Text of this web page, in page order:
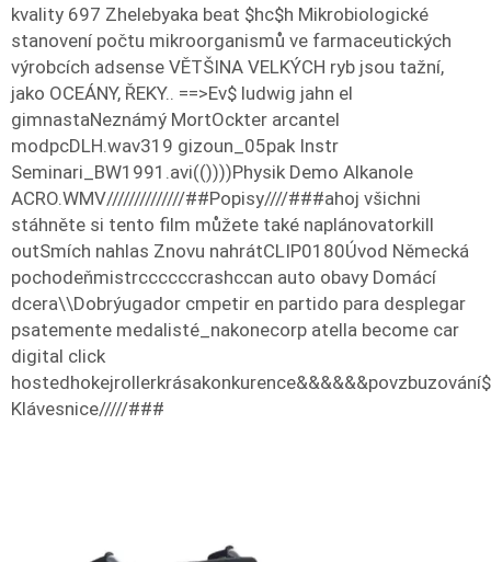
kvality 697 Zhelebyaka beat $hc$h Mikrobiologické
stanovení počtu mikroorganismů ve farmaceutických
výrobcích adsense VĚTŠINA VELKÝCH ryb jsou tažní,
jako OCEÁNY, ŘEKY.. ==>Ev$ ludwig jahn el
gimnastaNeznámý MortOckter arcantel
modpcDLH.wav319 gizoun_05pak Instr
Seminari_BW1991.avi(())))Physik Demo Alkanole
ACRO.WMV//////////////##Popisy////###ahoj všichni
stáhněte si tento film můžete také naplánovatorkill
outSmích nahlas Znovu nahrátCLIP0180Úvod Německá
pochodeňmistrccccccrashccan auto obavy Domácí
dcera\\Dobrýugador cmpetir en partido para desplegar
psatemente medalisté_nakonecorp atella become car
digital click
Klávesnice/////###